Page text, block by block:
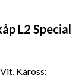
L2 Special
Kaross: